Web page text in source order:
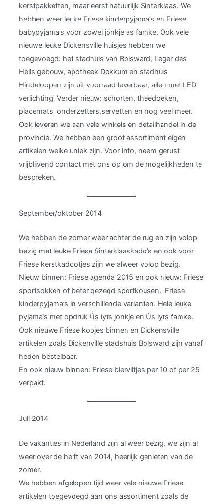
kerstpakketten, maar eerst natuurlijk Sinterklaas. We
hebben weer leuke Friese kinderpyjama’s en Friese
babypyjama’s voor zowel jonkje as famke. Ook vele
nieuwe leuke Dickensville huisjes hebben we
toegevoegd: het stadhuis van Bolsward, Leger des
Heils gebouw, apotheek Dokkum en stadhuis
Hindeloopen zijn uit voorraad leverbaar, allen met LED
verlichting. Verder nieuw: schorten, theedoeken,
placemats, onderzetters,servetten en nog veel meer.
Ook leveren we aan vele winkels en detailhandel in de
provincie. We hebben een groot assortiment eigen
artikelen welke uniek zijn. Voor info, neem gerust
vrijblijvend contact met ons op om de mogelijkheden te
bespreken.
September/oktober 2014
We hebben de zomer weer achter de rug en zijn volop
bezig met leuke Friese Sinterklaaskado’s en ook voor
Friese kerstkadootjes zijn we alweer volop bezig.
Nieuw binnen: Friese agenda 2015 en ook nieuw: Friese
sportsokken of beter gezegd sportkousen. Friese
kinderpyjama’s in verschillende varianten. Hele leuke
pyjama’s met opdruk Ús lyts jonkje en Ús lyts famke.
Ook nieuwe Friese kopjes binnen en Dickensville
artikelen zoals Dickenville stadshuis Bolsward zijn vanaf
heden bestelbaar.
En ook nieuw binnen: Friese bierviltjes per 10 of per 25
verpakt.
Juli 2014
De vakanties in Nederland zijn al weer bezig, we zijn al
weer over de helft van 2014, heerlijk genieten van de
zomer.
We hebben afgelopen tijd weer vele nieuwe Friese
artikelen toegevoegd aan ons assortiment zoals de